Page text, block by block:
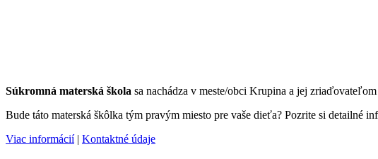
Súkromná materská škola sa nachádza v meste/obci Krupina a jej
Bude táto materská škôlka tým pravým miesto pre vaše dieťa? Pozrite si detailné
Viac informácií| Kontaktné údaje